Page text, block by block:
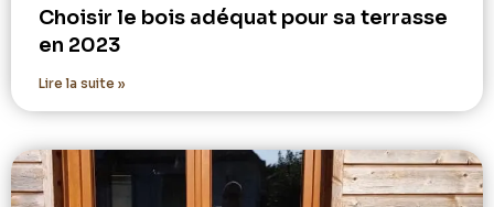
Choisir le bois adéquat pour sa terrasse
en 2023
Lire la suite »